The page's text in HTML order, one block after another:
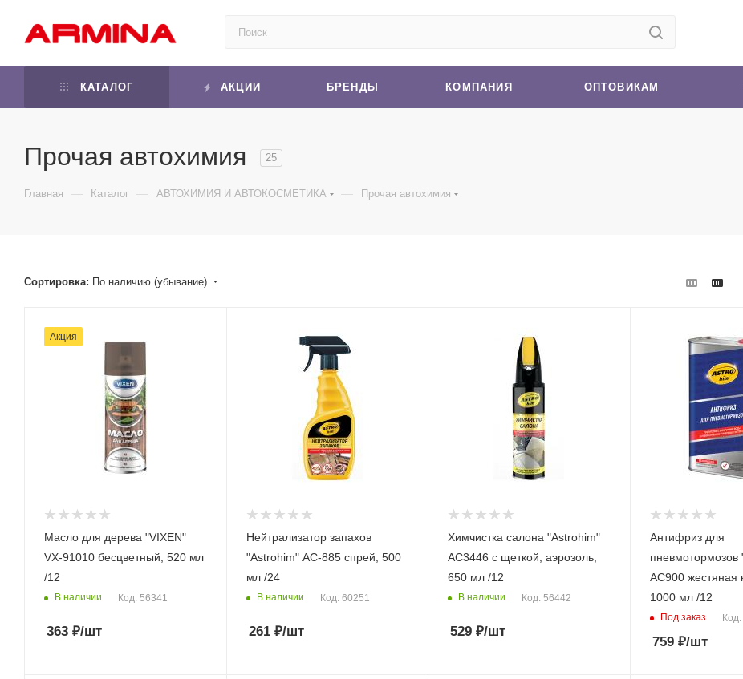
КАТАЛОГ АКЦИИ БРЕНДЫ КОМПАНИЯ ОПТОВИКАМ
Прочая автохимия 25
Главная — Каталог — АВТОХИМИЯ И АВТОКОСМЕТИКА — Прочая автохимия
Сортировка: По наличию (убывание)
Акция
Масло для дерева "VIXEN"
VX-91010 бесцветный, 520 мл
/12
В наличии Код: 56341
363 ₽/шт
Нейтрализатор запахов
"Astrohim" AC-885 спрей, 500
мл /24
В наличии Код: 60251
261₽/шт
Химчистка салона "Astrohim"
AC3446 с щеткой, аэрозоль,
650 мл /12
В наличии Код: 56442
529 ₽/шт
Антифриз для
пневмотормозов
AC900 жестяная
1000 мл /12
Под заказ
759₽/шт